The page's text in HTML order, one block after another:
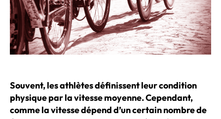
Souvent, les athlètes définissent leur condition
physique par la vitesse moyenne. Cependant,
comme la vitesse dépend d’un certain nombre de